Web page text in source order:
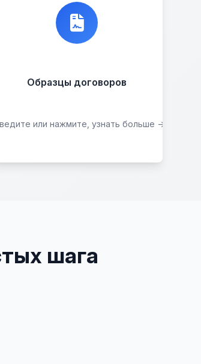
Образцы договоров
или нажмите, узнать больше →
Договор купли-
Скачать образцы
шага